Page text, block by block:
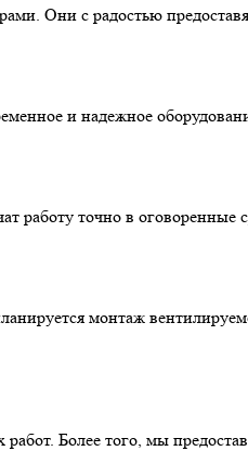
Они с радостью
и надежное
работу точно в оговоренные
монтаж
Более того, мы